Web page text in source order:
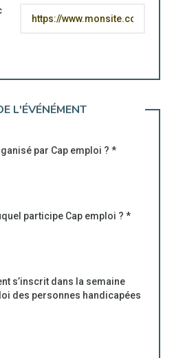
L'ÉVÉNÉMENT
par Cap emploi ? *
participe Cap emploi ? *
s’inscrit dans la semaine
des personnes handicapées